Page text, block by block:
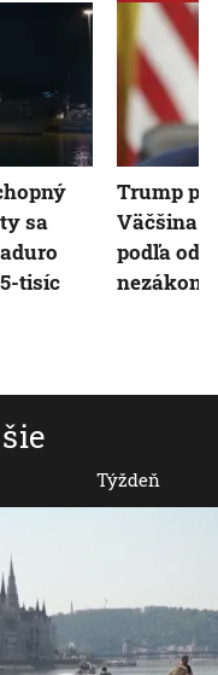
Týždeň
sa
tisíc
Trump
Väčšina
podľa